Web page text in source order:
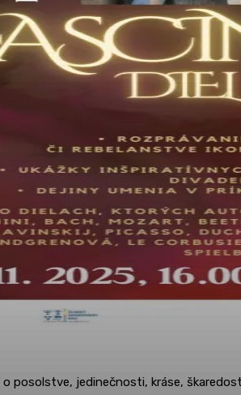
posolstve, jedinečnosti, kráse,